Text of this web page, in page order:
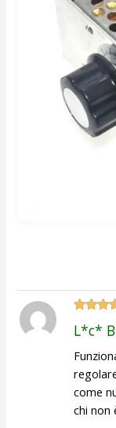
su 5
L*c*
come
chi non